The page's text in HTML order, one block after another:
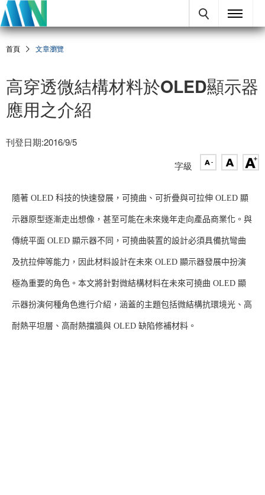
首頁 文章瀏覽
高穿透微結構材料於OLED顯示器
應用之介紹
刊登日期:2016/9/5
字級
隨著 OLED 科技的快速發展，可撓曲、可折疊與可拉伸 OLED 顯
示器原型逐漸走出想像，甚至可能在未來幾年走向產品商業化。與
傳統平面 OLED 顯示器不同，可撓曲裝置的設計必須具備抗彎曲
及抗拉伸等能力，因此材料設計在未來 OLED 顯示器發展中扮演
極為重要的角色。本文將針對微結構材料在未來可撓曲 OLED 顯
示器扮演何種角色進行介紹，涵蓋的主題包括微結構抗環境光、高
耐熱平坦層、高耐熱擋牆與 OLED 缺陷修補材料。